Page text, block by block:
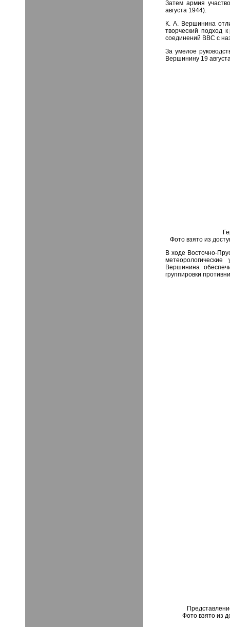
Затем армия
августа 1944).
К. А. Вершинина
творческий подход
соединений ВВС с
За умелое
Вершинину 19
Фото взято из
В ходе Восточно-
Вершинина
группировки
Фото взято из